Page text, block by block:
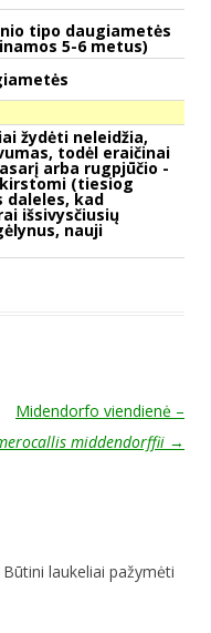
tipo daugiametės
5-6 metus)
žydėti neleidžia,
todėl eraičinai
arba rugpjūčio -
(tiesiog
daleles, kad
išsivysčiusių
nauji
Midendorfo viendienė –
middendorffii →
Būtini laukeliai pažymėti